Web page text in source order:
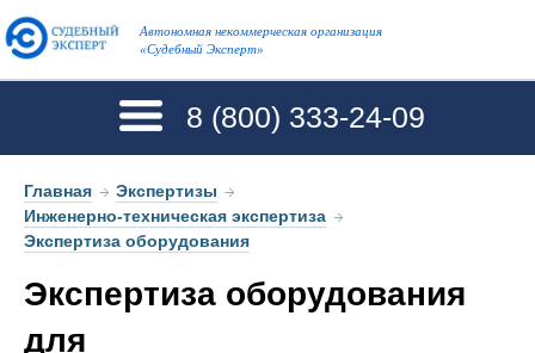
Автономная некоммерческая организация
«Судебный Эксперт»
8 (800) 333-24-09
Главная → Экспертизы →
Инженерно-техническая экспертиза →
Экспертиза оборудования
Экспертиза оборудования
для